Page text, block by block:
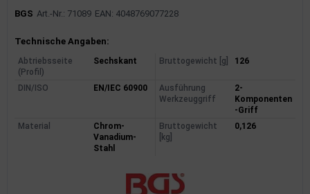
BGS Art.-Nr.: 71089 EAN: 4048769077228
Produktinformationen
Technische Angaben:
Abtriebsseite
(Profil)
Sechskant Bruttogewicht [g] 126
DIN/ISO EN/IEC 60900
Ausführung
Werkzeuggriff
2-
Komponenten
-Griff
Material
Chrom-
Vanadium-
Stahl
Bruttogewicht
[kg]
0,126